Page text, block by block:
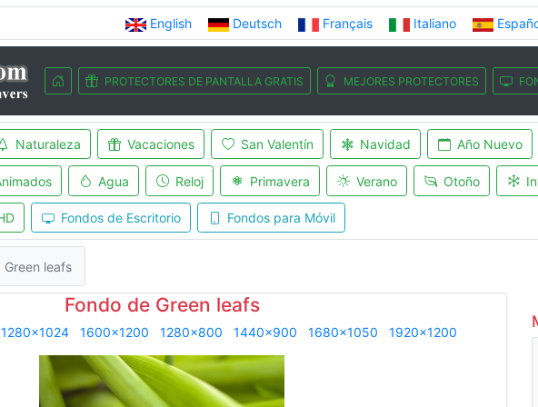
English Deutsch Français Italiano
PROTECTORES DE PANTALLA GRATIS MEJORES PROTECTORES
Naturaleza Vacaciones San Valentín Navidad Año Nuevo
Agua Reloj Primavera Verano Otoño
Fondos de Escritorio Fondos para Móvil
Green leafs
Fondo de Green leafs
1280x1024 1600x1200 1280x800 1440x900 1680x1050 1920x1200